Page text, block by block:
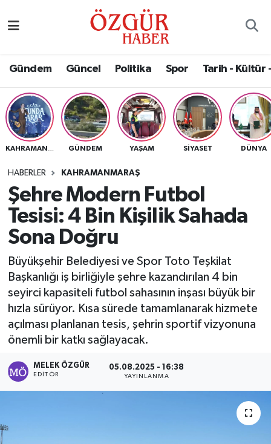
Gündem Güncel Politika Spor Tarih - Kültür
GÜNDEM YAŞAM SIYASET DÜNYA
HABERLER KAHRAMANMARAŞ
Şehre Modern Futbol
Tesisi: 4 Bin Kişilik Sahada
Sona Doğru
Büyükşehir Belediyesi ve Spor Toto Teşkilat
Başkanlığı iş birliğiyle şehre kazandırılan 4 bin
seyirci kapasiteli futbol sahasının inşası büyük bir
hızla sürüyor. Kısa sürede tamamlanarak hizmete
açılması planlanan tesis, şehrin sportif vizyonuna
önemli bir katkı sağlayacak.
MELEK ÖZGÜR
EDITÖR
05.08.2025 - 16:38
YAYINLANMA
Eğitim
Ekonomi
Güncel
Gündem
Magazin
Politika
Sağlık
Spor
Nöbetçi Eczaneler
Namaz Vakitleri
Trafik Durumu
Süper Lig Puan Durumu ve Fikstür
Tüm Manşetler
Son Dakika Haberleri
Haber Arşivi